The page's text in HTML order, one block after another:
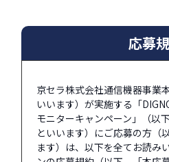
応募
京セラ株式会社通信機器事業
いいます）が実施する「
モニターキャンペーン」（以
といいます）にご応募の方（
ます）は、以下を全てお読み